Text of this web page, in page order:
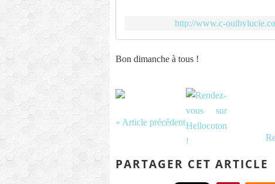
http://www.c-
Bon dimanche à tous !
« Article précédent
PARTAGER CET ARTICLE